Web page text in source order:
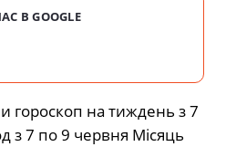
В GOOGLE
гороскоп на тиждень з 7
з 7 по 9 червня Місяць